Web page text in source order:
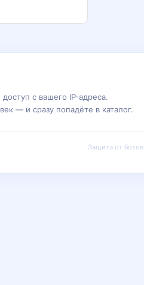
с вашего IP-адреса.
— и сразу попадёте в каталог.
Защита от ботов